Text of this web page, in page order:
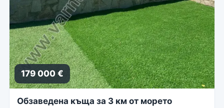
179 000 €
Обзаведена къща за 3 км от морето